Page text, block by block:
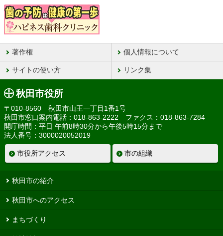
著作権 個人情報について
サイトの使い方 リンク集
秋田市役所
〒010-8560 秋田市山王一丁目1番1号
秋田市窓口案内電話：018-863-2222 ファクス：018-863-7284
開庁時間：平日 午前8時30分から午後5時15分まで
法人番号：3000020052019
市役所アクセス 市の組織
秋田市の紹介
秋田市へのアクセス
まちづくり